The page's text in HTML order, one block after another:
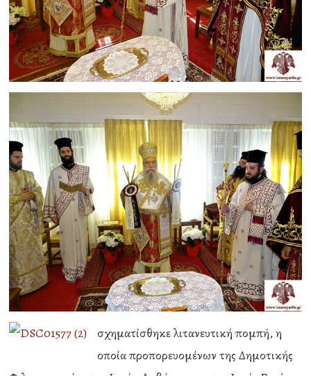
σχηματίσθηκε λιτανευτική πομπή, η
οποία προπορευομένων της Δημοτικής